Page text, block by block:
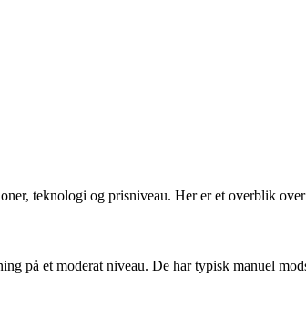
teknologi og prisniveau. Her er et overblik
på et moderat niveau. De har typisk manuel